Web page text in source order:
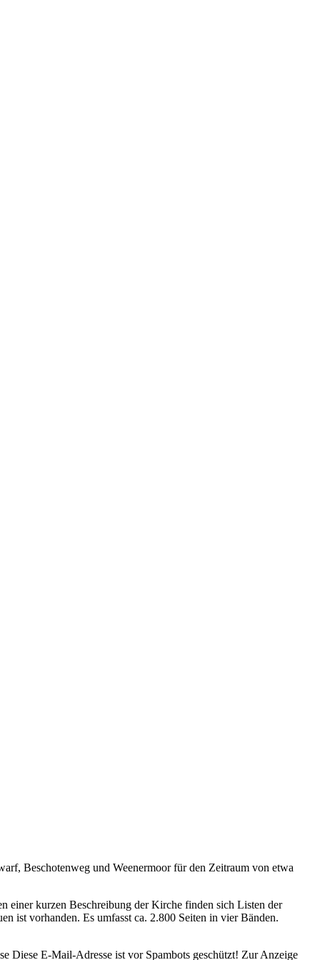
Beschotenweg und Weenermoor für den Zeitraum von etwa
einer kurzen Beschreibung der Kirche finden sich Listen der
ist vorhanden. Es umfasst ca. 2.800 Seiten in vier Bänden.
Diese E-Mail-Adresse ist vor Spambots geschützt! Zur Anzeige